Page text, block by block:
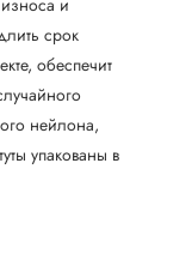
и
срок
обеспечит
нейлона,
упакованы в